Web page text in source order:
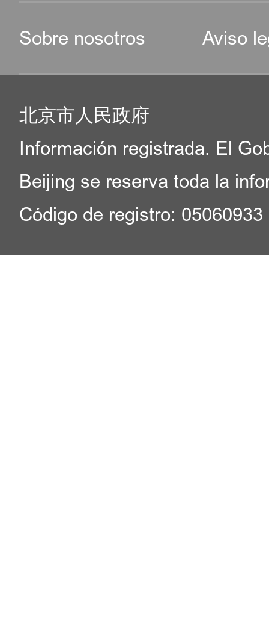
Sobre nosotros Aviso
北京市人民政府
Información registrada. El
Beijing se reserva toda la
Código de registro: 05060933